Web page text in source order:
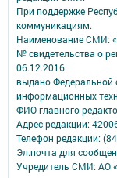
При поддержке
коммуникациям.
Наименование СМИ:
№ свидетельства о
06.12.2016
выдано Федеральной
информационных
ФИО главного
Адрес редакции:
Телефон редакции:
Эл.почта для
Учредитель СМИ: АО